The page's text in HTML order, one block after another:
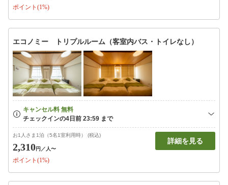
ポイント(1%)
エコノミー トリプルルーム（客室内バス・トイレなし）
お1人さま1泊（5名1室利用時） (税込)
2,310円 ／人〜
ポイント(1%)
詳細を見る